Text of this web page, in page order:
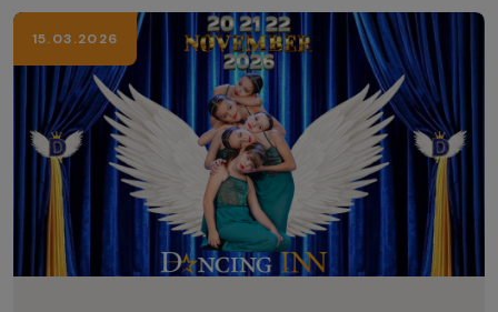
15.03.2026